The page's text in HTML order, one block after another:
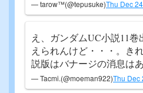
— tarow™(@tepusuke)Thu Dec
え、ガンダムUC小説11
えられんけど・・・。き
説版はバナージの消息は
— Tacmi.(@moeman922)Thu Dec